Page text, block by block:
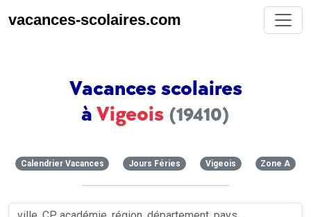
vacances-scolaires.com
Vacances scolaires
àVigeois (19410)
Calendrier Vacances Jours Féries Vigeois Zone A